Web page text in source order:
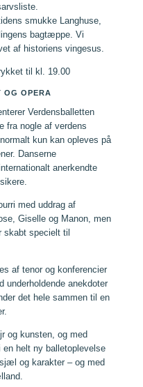
smukke Langhuse,
bagtæppe. Vi
af historiens vingesus.
til kl. 19.00
OG OPERA
Verdensballetten
fra nogle af verdens
kun kan opleves på
Danserne
anerkendte
med uddrag af
Giselle og Manon, men
skabt specielt til
af tenor og konferencier
underholdende anekdoter
det hele sammen til en
og kunsten, og med
helt ny balletoplevelse
og karakter – og med